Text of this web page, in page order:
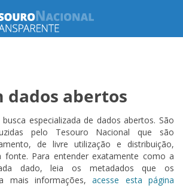
dados abertos
especializada de dados abertos. São
pelo Tesouro Nacional que são
de livre utilização e distribuição,
fonte. Para entender exatamente como a
dado, leia os metadados que os
mais informações,acesse esta página